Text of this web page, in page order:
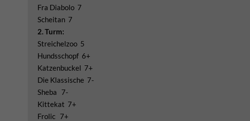
Fra Diabolo 7
Scheitan 7
2. Turm:
Streichelzoo 5
Hundsschopf 6+
Katzenbuckel 7+
Die Klassische 7-
Sheba 7-
Kittekat 7+
Frolic 7+